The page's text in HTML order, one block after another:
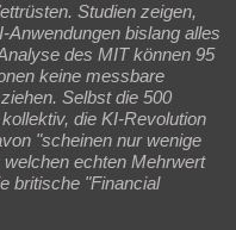
Studien zeigen,
Anwendungen bislang alles
des MIT können 95
keine messbare
Selbst die 500
die KI-Revolution
"scheinen nur wenige
echten Mehrwert
britische "Financial